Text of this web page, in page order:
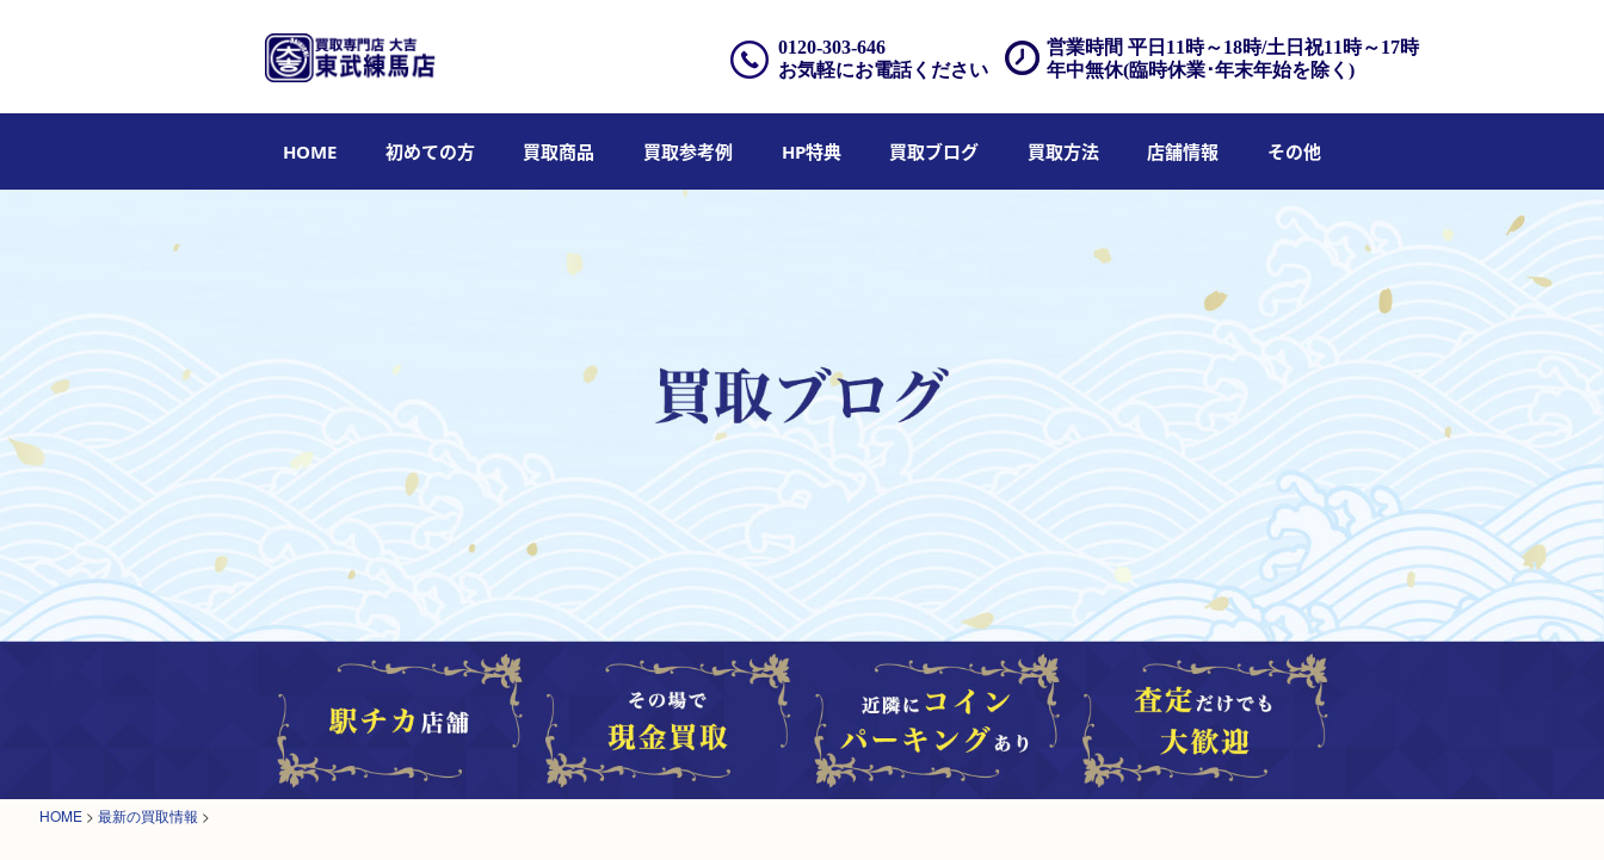
営業時間 平日11時～18時/土日祝11時～17時
年中無休(臨時休業･年末年始を除く)
0120-303-646
お気軽にお電話ください
HOME 初めての方 買取商品 買取参考例 HP特典 買取ブログ 買取方法 店舗情報 その他
HOME > 最新の買取情報 >